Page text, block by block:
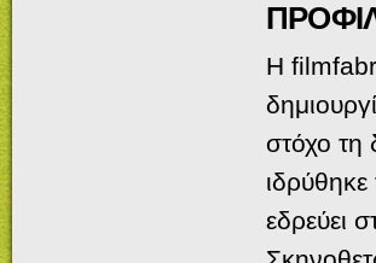
H
στόχο τη
εδρεύει